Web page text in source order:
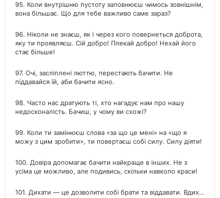
95. Коли внутрішню пустоту заповнюєш чимось зовнішнім,
вона більшає. Що для тебе важливо саме зараз?
96. Ніколи не знаєш, як і через кого повернеться доброта,
яку ти проявляєш. Сій добро! Плекай добро! Нехай його
стає більше!
97. Очі, засліплені люттю, перестають бачити. Не
піддавайся їй, аби бачити ясно.
98. Часто нас дратують ті, хто нагадує нам про нашу
недосконалість. Бачиш, у чому ви схожі?
99. Коли ти замінюєш слова «за що це мені» на «що я
можу з цим зробити», ти повертаєш собі силу. Силу діяти!
100. Довіра допомагає бачити найкраще в інших. Не з
усіма це можливо, але подивись, скільки навколо краси!
101. Дихати — це дозволити собі брати та віддавати. Вдих…